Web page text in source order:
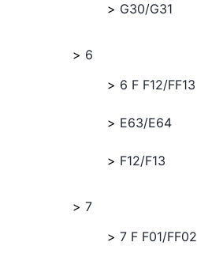
G30/G31
6
6 F F12/FF13
E63/E64
F12/F13
7
7 F F01/FF02